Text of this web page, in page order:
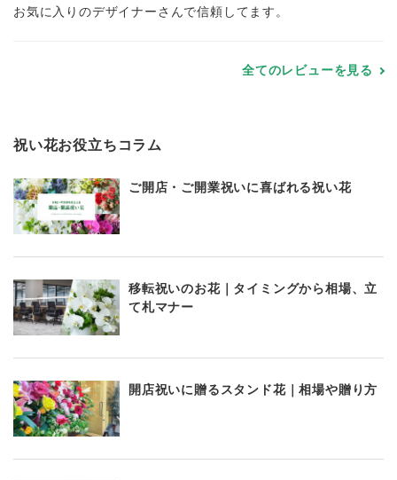
お気に入りのデザイナーさんで信頼してます。
全てのレビューを見る
祝い花お役立ちコラム
ご開店・ご開業祝いに喜ばれる祝い花
移転祝いのお花｜タイミングから相場、立
て札マナー
開店祝いに贈るスタンド花｜相場や贈り方